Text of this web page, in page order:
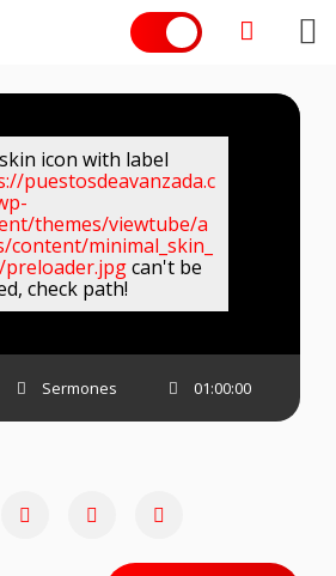
icon with label
puestosdeavanzada.c
themes/viewtube/a
content/minimal_skin_
can't be
check path!
Sermones 01:00:00